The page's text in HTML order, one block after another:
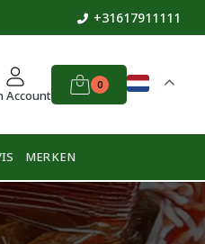
+31617911111
Account
0
MERKEN